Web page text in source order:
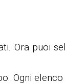
Ora puoi
Ogni